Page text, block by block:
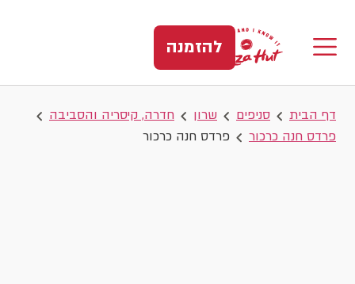
להזמנה
דף הבית סניפים שרון
חדרה, קיסריה והסביבה
פרדס חנה כרכור
פרדס חנה כרכור